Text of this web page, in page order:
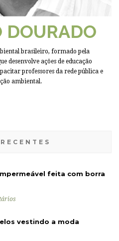
DOURADO
brasileiro, formado pela
desenvolve ações de educação
professores da rede pública e
ambiental.
feita com borra
vestindo a moda